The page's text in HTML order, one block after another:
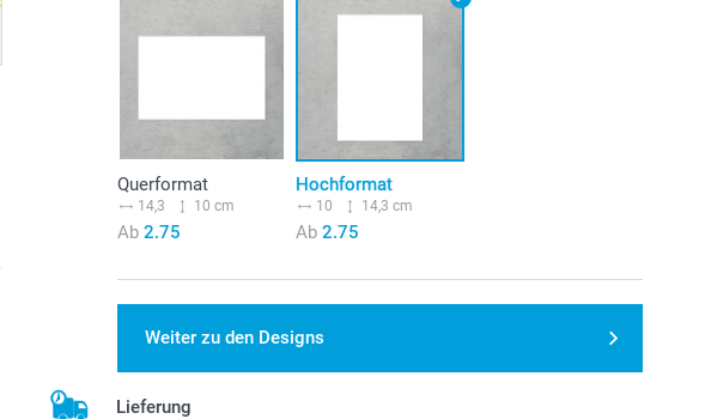
Querformat
14,3 10 cm
Ab 2.75
Hochformat
10 14,3 cm
Ab 2.75
Weiter zu den Designs
Lieferung